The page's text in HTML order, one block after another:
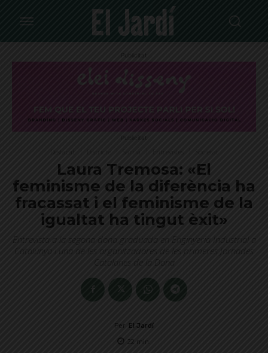
Publicitat
Publicitat
Laura Tremosa: «El
feminisme de la diferència ha
fracassat i el feminisme de la
igualtat ha tingut èxit»
Entrevista a la segona dona graduada en Enginyeria Industrial a
Catalunya i una de les organitzadores de les primeres Jornades
Catalanes de la Dona
Per El Jardí
22 min.